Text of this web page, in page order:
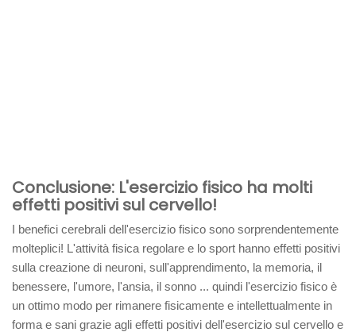
Conclusione: L'esercizio fisico ha molti
effetti positivi sul cervello!
I benefici cerebrali dell'esercizio fisico sono sorprendentemente
molteplici! L'attività fisica regolare e lo sport hanno effetti positivi
sulla creazione di neuroni, sull'apprendimento, la memoria, il
benessere, l'umore, l'ansia, il sonno ... quindi l'esercizio fisico è
un ottimo modo per rimanere fisicamente e intellettualmente in
forma e sani grazie agli effetti positivi dell'esercizio sul cervello e